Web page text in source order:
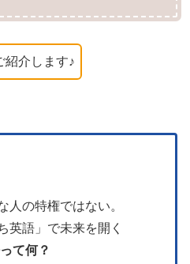
紹介します♪
人の特権ではない。
英語」で未来を開く
て何？